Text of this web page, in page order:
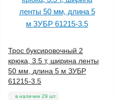
Трос буксировочный 2
крюка, 3.5 т, ширина ленты
50 мм, длина 5 м ЗУБР
61215-3.5
в наличии 29 шт.